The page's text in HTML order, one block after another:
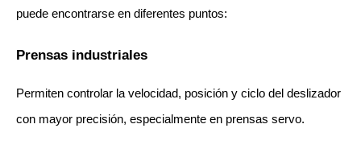
puede encontrarse en diferentes puntos:
Prensas industriales
Permiten controlar la velocidad, posición y ciclo del deslizador
con mayor precisión, especialmente en prensas servo.